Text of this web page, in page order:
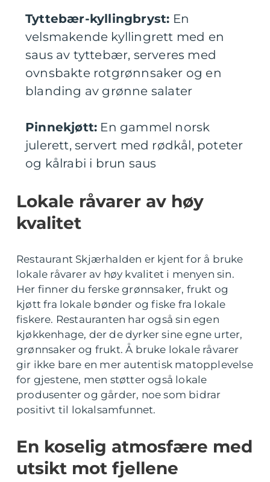
Tyttebær-kyllingbryst: En
velsmakende kyllingrett med en
saus av tyttebær, serveres med
ovnsbakte rotgrønnsaker og en
blanding av grønne salater
Pinnekjøtt: En gammel norsk
julerett, servert med rødkål, poteter
og kålrabi i brun saus
Lokale råvarer av høy
kvalitet
Restaurant Skjærhalden er kjent for å bruke
lokale råvarer av høy kvalitet i menyen sin.
Her finner du ferske grønnsaker, frukt og
kjøtt fra lokale bønder og fiske fra lokale
fiskere. Restauranten har også sin egen
kjøkkenhage, der de dyrker sine egne urter,
grønnsaker og frukt. Å bruke lokale råvarer
gir ikke bare en mer autentisk matopplevelse
for gjestene, men støtter også lokale
produsenter og gårder, noe som bidrar
positivt til lokalsamfunnet.
En koselig atmosfære med
utsikt mot fjellene